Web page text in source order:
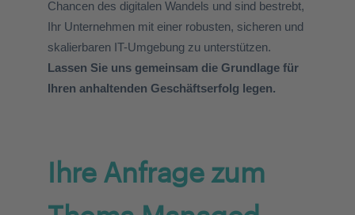
Chancen des digitalen Wandels und sind bestrebt,
Ihr Unternehmen mit einer robusten, sicheren und
skalierbaren IT-Umgebung zu unterstützen.
Lassen Sie uns gemeinsam die Grundlage für
Ihren anhaltenden Geschäftserfolg legen.
Ihre Anfrage zum